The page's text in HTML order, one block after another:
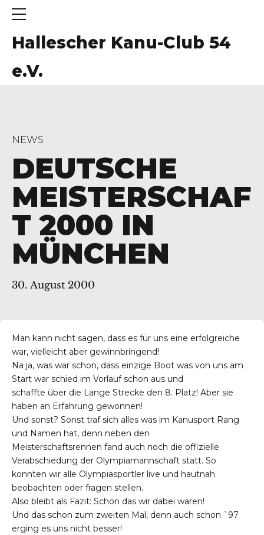
Hallescher Kanu-Club 54
e.V.
NEWS
DEUTSCHE
MEISTERSCHAF
T 2000 IN
MÜNCHEN
30. August 2000
Man kann nicht sagen, dass es für uns eine erfolgreiche
war, vielleicht aber gewinnbringend!
Na ja, was war schon, dass einzige Boot was von uns am
Start war schied im Vorlauf schon aus und
schaffte über die Lange Strecke den 8. Platz! Aber sie
haben an Erfahrung gewonnen!
Und sonst? Sonst traf sich alles was im Kanusport Rang
und Namen hat, denn neben den
Meisterschaftsrennen fand auch noch die offizielle
Verabschiedung der Olympiamannschaft statt. So
konnten wir alle Olympiasportler live und hautnah
beobachten oder fragen stellen.
Also bleibt als Fazit: Schön das wir dabei waren!
Und das schon zum zweiten Mal, denn auch schon `97
erging es uns nicht besser!